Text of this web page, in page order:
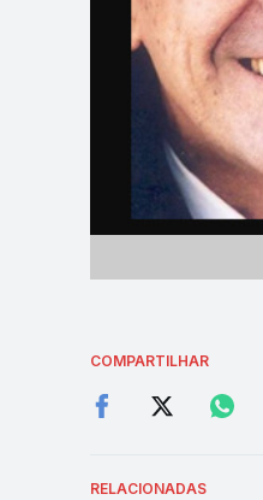
COMPARTILHAR
RELACIONADAS